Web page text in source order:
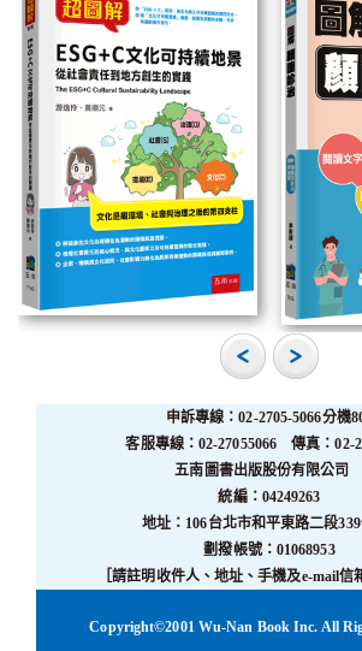
申訴專線：02-2705-5066分機
客服專線：02-27055066 傳真：02-
五南圖書出版股份有限公司
統編：04249263
地址：106台北市和平東路二段
劃撥帳號：01068953
［請註明收件人、地址、手機及e-mail信
Copyright©2001 Wu-Nan Book Inc. All